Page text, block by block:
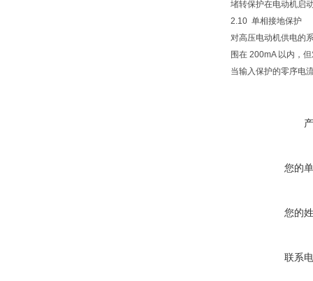
堵转保护在电动机启
2.10 单相接地保护
对高压电动机供电的
围在 200mA 以内，
当输入保护的零序电
您的
您的
联系